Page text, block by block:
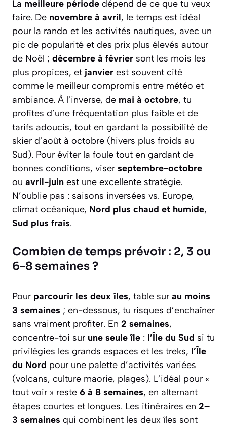
La meilleure période dépend de ce que tu veux
faire. De novembre à avril, le temps est idéal
pour la rando et les activités nautiques, avec un
pic de popularité et des prix plus élevés autour
de Noël ; décembre à février sont les mois les
plus propices, et janvier est souvent cité
comme le meilleur compromis entre météo et
ambiance. À l’inverse, de mai à octobre, tu
profites d’une fréquentation plus faible et de
tarifs adoucis, tout en gardant la possibilité de
skier d’août à octobre (hivers plus froids au
Sud). Pour éviter la foule tout en gardant de
bonnes conditions, viser septembre-octobre
ou avril-juin est une excellente stratégie.
N’oublie pas : saisons inversées vs. Europe,
climat océanique, Nord plus chaud et humide,
Sud plus frais.
Combien de temps prévoir : 2, 3 ou
6–8 semaines ?
Pour parcourir les deux îles, table sur au moins
3 semaines ; en-dessous, tu risques d’enchaîner
sans vraiment profiter. En 2 semaines,
concentre-toi sur une seule île : l’Île du Sud si tu
privilégies les grands espaces et les treks, l’Île
du Nord pour une palette d’activités variées
(volcans, culture maorie, plages). L’idéal pour «
tout voir » reste 6 à 8 semaines, en alternant
étapes courtes et longues. Les itinéraires en 2–
3 semaines qui combinent les deux îles sont